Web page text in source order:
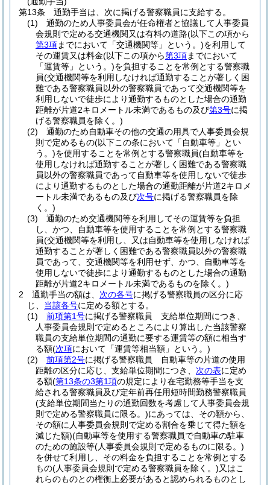
第13条
通勤手当は、次に掲げる警察職員に支給する。
(1)
通勤のため人事委員会が任命権者と協議して人事委員
会規則で定める交通機関又は有料の道路(以下この項から
第3項までにおいて「交通機関等」という。)を利用して
その運賃又は料金(以下この項から第3項までにおいて
「運賃等」という。)を負担することを常例とする警察職
員(交通機関等を利用しなければ通勤することが著しく困
難である警察職員以外の警察職員であって交通機関等を
利用しないで徒歩により通勤するものとした場合の通勤
距離が片道2キロメートル未満であるもの及び第3号に掲
げる警察職員を除く。)
(2)
通勤のため自動車その他の交通の用具で人事委員会規
則で定めるもの(以下この条において「自動車等」とい
う。)を使用することを常例とする警察職員(自動車等を
使用しなければ通勤することが著しく困難である警察職
員以外の警察職員であって自動車等を使用しないで徒歩
により通勤するものとした場合の通勤距離が片道2キロメ
ートル未満であるもの及び次号に掲げる警察職員を除
く。)
(3)
通勤のため交通機関等を利用してその運賃等を負担
し、かつ、自動車等を使用することを常例とする警察職
員(交通機関等を利用し、又は自動車等を使用しなければ
通勤することが著しく困難である警察職員以外の警察職
員であって、交通機関等を利用せず、かつ、自動車等を
使用しないで徒歩により通勤するものとした場合の通勤
距離が片道2キロメートル未満であるものを除く。)
2
通勤手当の額は、 次の各号に掲げる警察職員の区分に応
じ、 当該各号に定める額とする。
(1)
前項第1号に掲げる警察職員 支給単位期間につき、
人事委員会規則で定めるところにより算出した当該警察
職員の支給単位期間の通勤に要する運賃等の額に相当す
る額(次項において「運賃等相当額」という。)
(2)
前項第2号に掲げる警察職員 自動車等の片道の使用
距離の区分に応じ、支給単位期間につき、 次の表に定め
る額(第13条の3第1項の規定により在宅勤務等手当を支
給される警察職員及び定年前再任用短時間勤務警察職員
(支給単位期間当たりの通勤回数を考慮して人事委員会規
則で定める警察職員に限る。)にあっては、その額から、
その額に人事委員会規則で定める割合を乗じて得た額を
減じた額)(自動車等を使用する警察職員で自動車の駐車
のための施設等(人事委員会規則で定めるものに限る。)
を併せて利用し、その料金を負担することを常例とする
もの(人事委員会規則で定める警察職員を除く。)又はこ
れらのものとの権衡上必要があると認められるものとし